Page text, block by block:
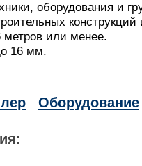
оборудования и
конструкций
или менее.
16 мм.
Оборудование